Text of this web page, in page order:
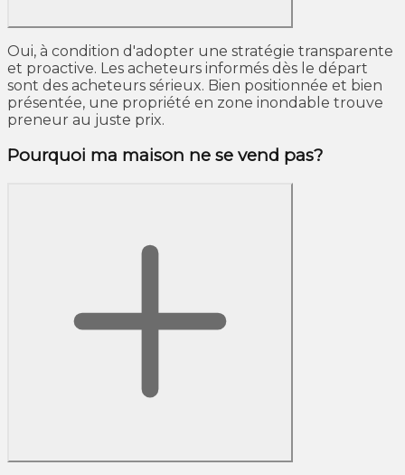
Oui, à condition d'adopter une stratégie transparente
et proactive. Les acheteurs informés dès le départ
sont des acheteurs sérieux. Bien positionnée et bien
présentée, une propriété en zone inondable trouve
preneur au juste prix.
Pourquoi ma maison ne se vend pas?